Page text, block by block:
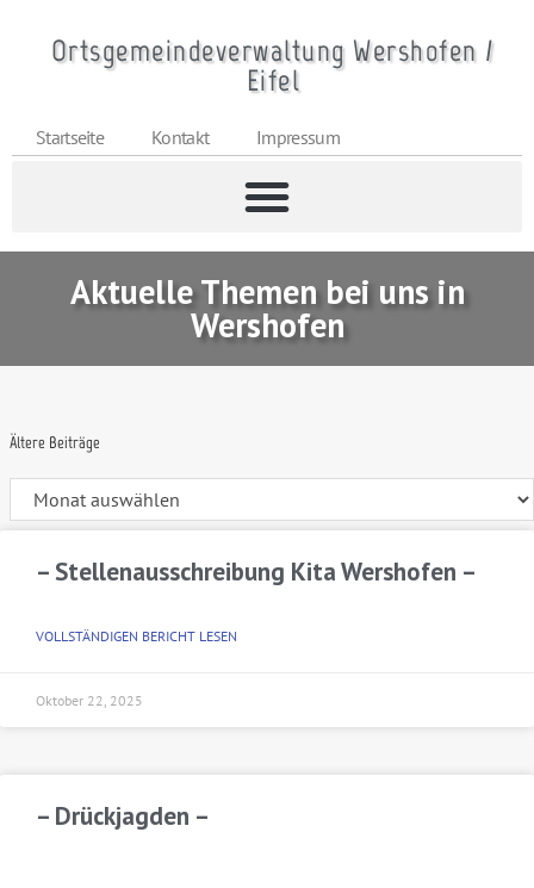
Ortsgemeindeverwaltung Wershofen /
Eifel
Startseite Kontakt Impressum
Aktuelle Themen bei uns in
Wershofen
Ältere Beiträge
– Stellenausschreibung Kita Wershofen –
VOLLSTÄNDIGEN BERICHT LESEN
Oktober 22, 2025
– Drückjagden –